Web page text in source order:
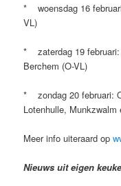
* woensdag 16
VL)
* zaterdag 19 februari:
Berchem (O-VL)
* zondag 20 februari:
Lotenhulle, Munkzwalm
Meer info uiteraard op
Nieuws uit eigen